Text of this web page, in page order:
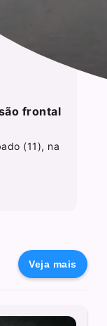
frontal
(11), na
Veja mais